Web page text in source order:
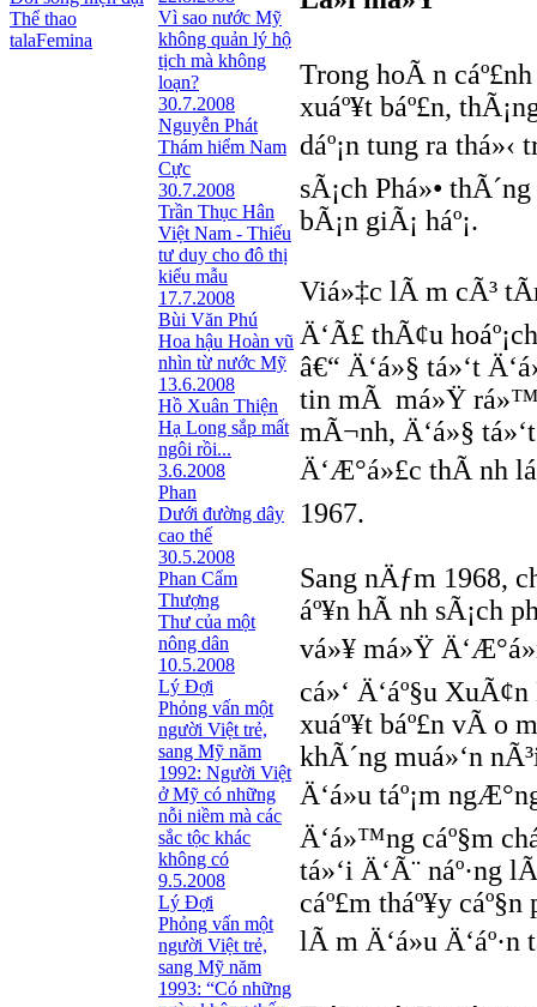
Thể thao
talaFemina
Vì sao nước Mỹ
không quản lý hộ
tịch mà không
loạn?
30.7.2008
Nguyễn Phát
Thám hiểm Nam
Cực
30.7.2008
Trần Thục Hân
Việt Nam - Thiếu
tư duy cho đô thị
kiểu mẫu
17.7.2008
Bùi Văn Phú
Hoa hậu Hoàn vũ
nhìn từ nước Mỹ
13.6.2008
Hồ Xuân Thiện
Hạ Long sắp mất
ngôi rồi...
3.6.2008
Phan
Dưới đường dây
cao thế
30.5.2008
Phan Cẩm
Thượng
Thư của một
nông dân
10.5.2008
Lý Đợi
Phỏng vấn một
người Việt trẻ,
sang Mỹ năm
1992: Người Việt
ở Mỹ có những
nỗi niềm mà các
sắc tộc khác
không có
9.5.2008
Lý Đợi
Phỏng vấn một
người Việt trẻ,
sang Mỹ năm
1993: “Có những
Trong hoÃ n
xuáº¥t báº£n,
dáº¡n tung ra
sÃ¡ch Phá»•
bÃ¡n giÃ¡ háº¡.
Viá»‡c lÃ m cÃ³
Ä‘Ã£ thÃ¢u
â€“ Ä‘á»§ tá»‘t
tin mÃ má»Ÿ
mÃ¬nh, Ä‘á»§
Ä‘Æ°á»£c thÃ nh
1967.
Sang nÄƒm 1968,
áº¥n hÃ nh sÃ¡ch
vá»¥ má»Ÿ
cá»‘ Ä‘áº§u
xuáº¥t báº£n vÃ o
khÃ´ng muá»‘n
Ä‘á»u táº¡m
Ä‘á»™ng cáº§m
tá»‘i Ä‘Ã¨ náº·ng
cáº£m tháº¥y
lÃ m Ä‘á»u